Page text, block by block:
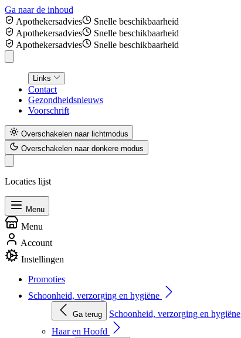
Ga naar de inhoud
Apothekersadvies
Snelle beschikbaarheid
Apothekersadvies
Snelle beschikbaarheid
Apothekersadvies
Snelle beschikbaarheid
Links
Contact
Gezondheidsnieuws
Voorschrift
Overschakelen naar lichtmodus
Overschakelen naar donkere modus
Locaties lijst
Menu
Menu
Account
Instellingen
Promoties
Schoonheid, verzorging en hygiëne
Ga terug
Schoonheid, verzorging en hygiëne
Haar en Hoofd